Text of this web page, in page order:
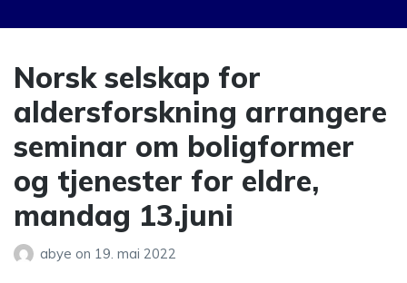
Norsk selskap for
aldersforskning arrangere
seminar om boligformer
og tjenester for eldre,
mandag 13.juni
abye on 19. mai 2022